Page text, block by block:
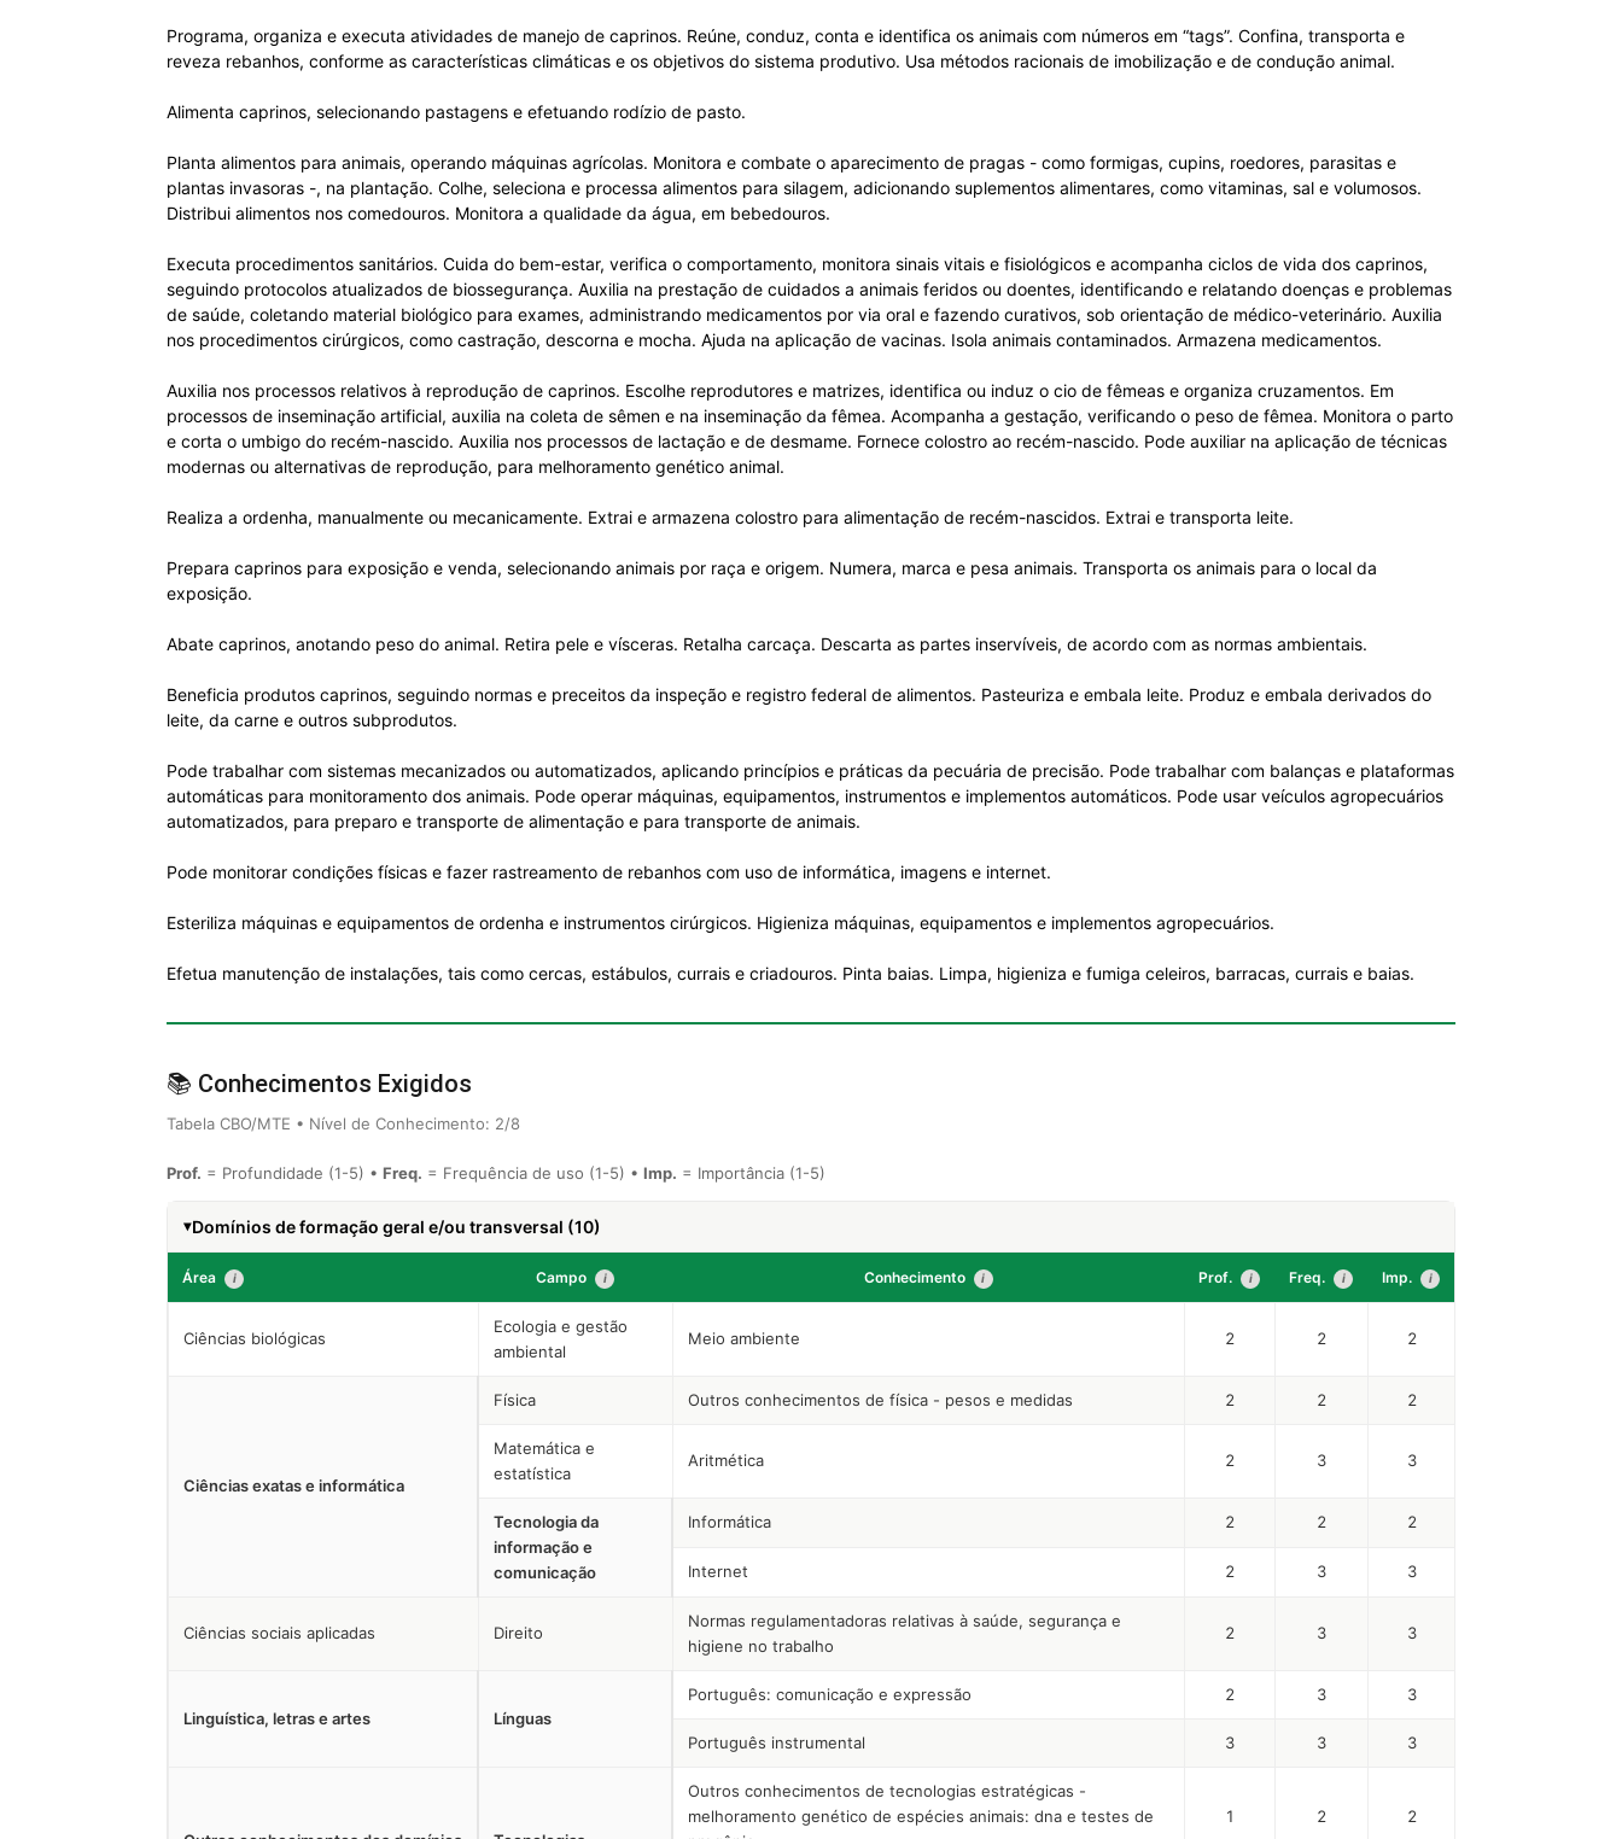
Programa, organiza e executa atividades de manejo de caprinos. Reúne, conduz, conta e identifica os animais com números em “tags”. Confina, transporta e
reveza rebanhos, conforme as características climáticas e os objetivos do sistema produtivo. Usa métodos racionais de imobilização e de condução animal.
Alimenta caprinos, selecionando pastagens e efetuando rodízio de pasto.
Planta alimentos para animais, operando máquinas agrícolas. Monitora e combate o aparecimento de pragas - como formigas, cupins, roedores, parasitas e
plantas invasoras -, na plantação. Colhe, seleciona e processa alimentos para silagem, adicionando suplementos alimentares, como vitaminas, sal e volumosos.
Distribui alimentos nos comedouros. Monitora a qualidade da água, em bebedouros.
Executa procedimentos sanitários. Cuida do bem-estar, verifica o comportamento, monitora sinais vitais e fisiológicos e acompanha ciclos de vida dos caprinos,
seguindo protocolos atualizados de biossegurança. Auxilia na prestação de cuidados a animais feridos ou doentes, identificando e relatando doenças e problemas
de saúde, coletando material biológico para exames, administrando medicamentos por via oral e fazendo curativos, sob orientação de médico-veterinário. Auxilia
nos procedimentos cirúrgicos, como castração, descorna e mocha. Ajuda na aplicação de vacinas. Isola animais contaminados. Armazena medicamentos.
Auxilia nos processos relativos à reprodução de caprinos. Escolhe reprodutores e matrizes, identifica ou induz o cio de fêmeas e organiza cruzamentos. Em
processos de inseminação artificial, auxilia na coleta de sêmen e na inseminação da fêmea. Acompanha a gestação, verificando o peso de fêmea. Monitora o parto
e corta o umbigo do recém-nascido. Auxilia nos processos de lactação e de desmame. Fornece colostro ao recém-nascido. Pode auxiliar na aplicação de técnicas
modernas ou alternativas de reprodução, para melhoramento genético animal.
Realiza a ordenha, manualmente ou mecanicamente. Extrai e armazena colostro para alimentação de recém-nascidos. Extrai e transporta leite.
Prepara caprinos para exposição e venda, selecionando animais por raça e origem. Numera, marca e pesa animais. Transporta os animais para o local da
exposição.
Abate caprinos, anotando peso do animal. Retira pele e vísceras. Retalha carcaça. Descarta as partes inservíveis, de acordo com as normas ambientais.
Beneficia produtos caprinos, seguindo normas e preceitos da inspeção e registro federal de alimentos. Pasteuriza e embala leite. Produz e embala derivados do
leite, da carne e outros subprodutos.
Pode trabalhar com sistemas mecanizados ou automatizados, aplicando princípios e práticas da pecuária de precisão. Pode trabalhar com balanças e plataformas
automáticas para monitoramento dos animais. Pode operar máquinas, equipamentos, instrumentos e implementos automáticos. Pode usar veículos agropecuários
automatizados, para preparo e transporte de alimentação e para transporte de animais.
Pode monitorar condições físicas e fazer rastreamento de rebanhos com uso de informática, imagens e internet.
Esteriliza máquinas e equipamentos de ordenha e instrumentos cirúrgicos. Higieniza máquinas, equipamentos e implementos agropecuários.
Efetua manutenção de instalações, tais como cercas, estábulos, currais e criadouros. Pinta baias. Limpa, higieniza e fumiga celeiros, barracas, currais e baias.
📚 Conhecimentos Exigidos
Tabela CBO/MTE • Nível de Conhecimento: 2/8
Prof. = Profundidade (1-5) • Freq. = Frequência de uso (1-5) • Imp. = Importância (1-5)
Domínios de formação geral e/ou transversal (10)
Área i Campo i Conhecimento i Prof. i Freq. i Imp. i
Ciências biológicas
Ecologia e gestão
ambiental
Meio ambiente 2 2 2
Ciências exatas e informática
Física Outros conhecimentos de física - pesos e medidas 2 2 2
Matemática e
estatística
Aritmética 2 3 3
Tecnologia da
informação e
comunicação
Informática 2 2 2
Internet 2 3 3
Ciências sociais aplicadas Direito
Normas regulamentadoras relativas à saúde, segurança e
higiene no trabalho
2 3 3
Linguística, letras e artes Línguas
Português: comunicação e expressão 2 3 3
Português instrumental 3 3 3
Outros conhecimentos de tecnologias estratégicas -
melhoramento genético de espécies animais: dna e testes de
1 2 2